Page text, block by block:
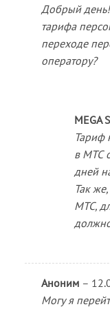
Добрый
тарифа
переходе
оператору?
MEGA
Тариф
в МТС
дней
Так
МТС,
Аноним –
Могу я